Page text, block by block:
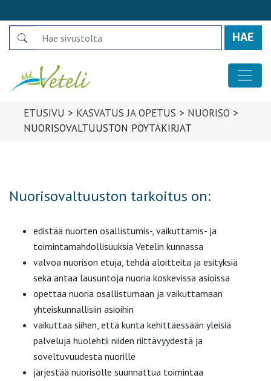
Search
ETUSIVU > KASVATUS JA OPETUS > NUORISO >
NUORISOVALTUUSTON PÖYTÄKIRJAT
Nuorisovaltuuston tarkoitus on:
edistää nuorten osallistumis-, vaikuttamis- ja
toimintamahdollisuuksia Vetelin kunnassa
valvoa nuorison etuja, tehdä aloitteita ja esityksiä
sekä antaa lausuntoja nuoria koskevissa asioissa
opettaa nuoria osallistumaan ja vaikuttamaan
yhteiskunnallisiin asioihin
vaikuttaa siihen, että kunta kehittäessään yleisiä
palveluja huolehtii niiden riittävyydestä ja
soveltuvuudesta nuorille
järjestää nuorisolle suunnattua toimintaa